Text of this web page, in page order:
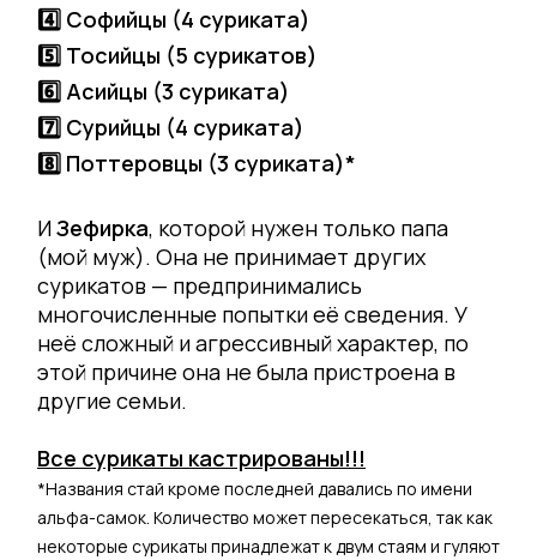
4️⃣ Софийцы (4 суриката)
5️⃣ Тосийцы (5 сурикатов)
6️⃣ Асийцы (3 суриката)
7️⃣ Сурийцы (4 суриката)
8️⃣ Поттеровцы (3 суриката)*
ИЗефирка, которой нужен только папа
(мой муж). Она не принимает других
сурикатов — предпринимались
многочисленные попытки её сведения. У
неё сложный и агрессивный характер, по
этой причине она не была пристроена в
другие семьи.
Все сурикаты кастрированы!!!
*Названия стай кроме последней давались по имени
альфа-самок. Количество может пересекаться, так как
некоторые сурикаты принадлежат к двум стаям и гуляют